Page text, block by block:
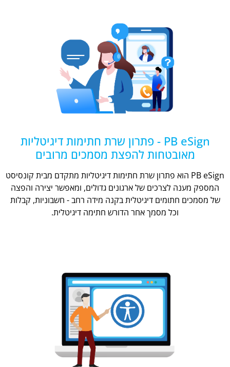
PB eSign - פתרון שרת חתימות דיגיטליות
מאובטחות להפצת מסמכים מרובים
PB eSign הוא פתרון שרת חתימות דיגיטליות מתקדם מבית קונסיסט
המספק מענה לצרכים של ארגונים גדולים, ומאפשר יצירה והפצה
של מסמכים חתומים דיגיטלית בקנה מידה רחב - חשבוניות, קבלות
וכל מסמך אחר הדורש חתימה דיגיטלית.